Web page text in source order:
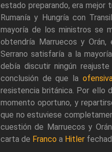
estado preparando, era mejor
Rumanía y Hungría con
mayoría de los ministros se
obtendría Marruecos y Orán,
Serrano satisfaría a la
debía discutir ningún
conclusión de que la
resistencia británica. Por ello
momento oportuno, y
que no estuviese
cuestión de Marruecos y
carta de Franco a Hitler